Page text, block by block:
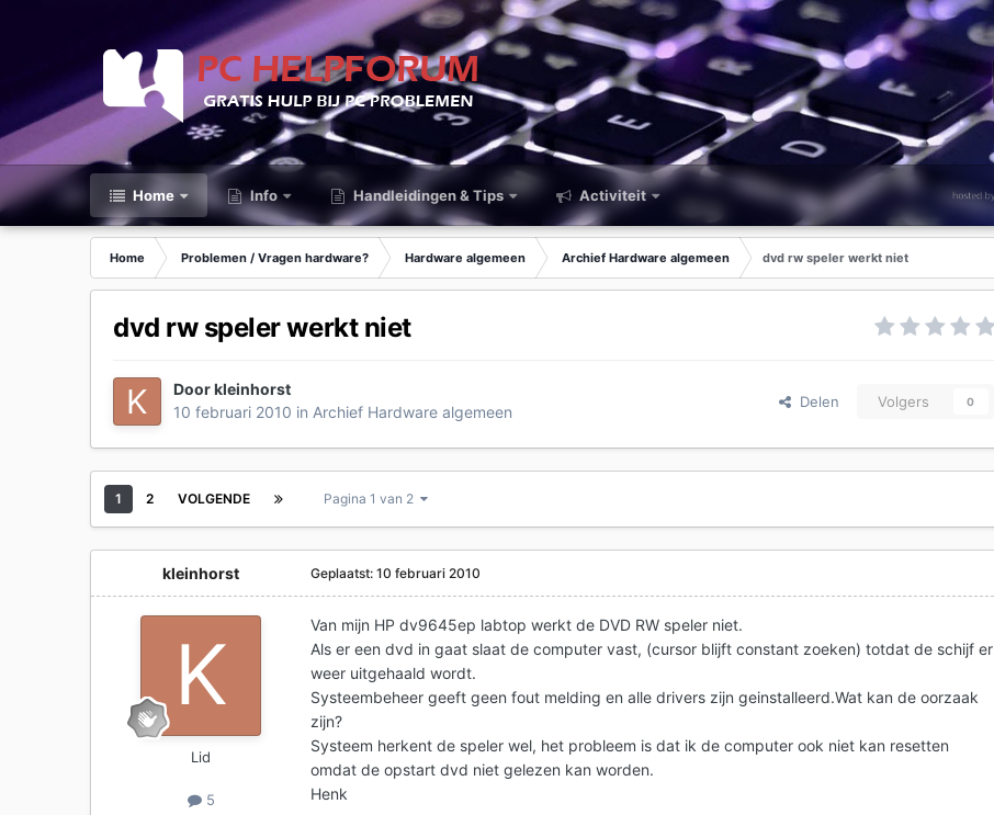
Home Info Handleidingen & Tips Activiteit
Home Problemen / Vragen hardware? Hardware algemeen Archief Hardware algemeen dvd rw speler werkt niet
dvd rw speler werkt niet
Doorkleinhorst
10 februari 2010 in Archief Hardware algemeen
Delen Volgers 0
1 2 VOLGENDE Pagina 1 van 2
kleinhorst
Lid
5
Geplaatst:10 februari 2010
Van mijn HP dv9645ep labtop werkt de DVD RW speler niet.
Als er een dvd in gaat slaat de computer vast, (cursor blijft constant zoeken) totdat de schijf er
weer uitgehaald wordt.
Systeembeheer geeft geen fout melding en alle drivers zijn geinstalleerd.Wat kan de oorzaak
zijn?
Systeem herkent de speler wel, het probleem is dat ik de computer ook niet kan resetten
omdat de opstart dvd niet gelezen kan worden.
Henk